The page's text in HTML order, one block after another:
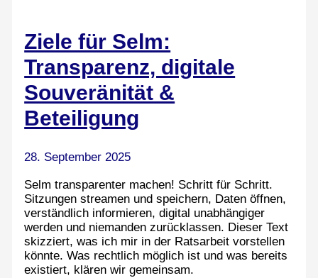
Ziele für Selm:
Transparenz, digitale
Souveränität &
Beteiligung
28. September 2025
Selm transparenter machen! Schritt für Schritt.
Sitzungen streamen und speichern, Daten öffnen,
verständlich informieren, digital unabhängiger
werden und niemanden zurücklassen. Dieser Text
skizziert, was ich mir in der Ratsarbeit vorstellen
könnte. Was rechtlich möglich ist und was bereits
existiert, klären wir gemeinsam.